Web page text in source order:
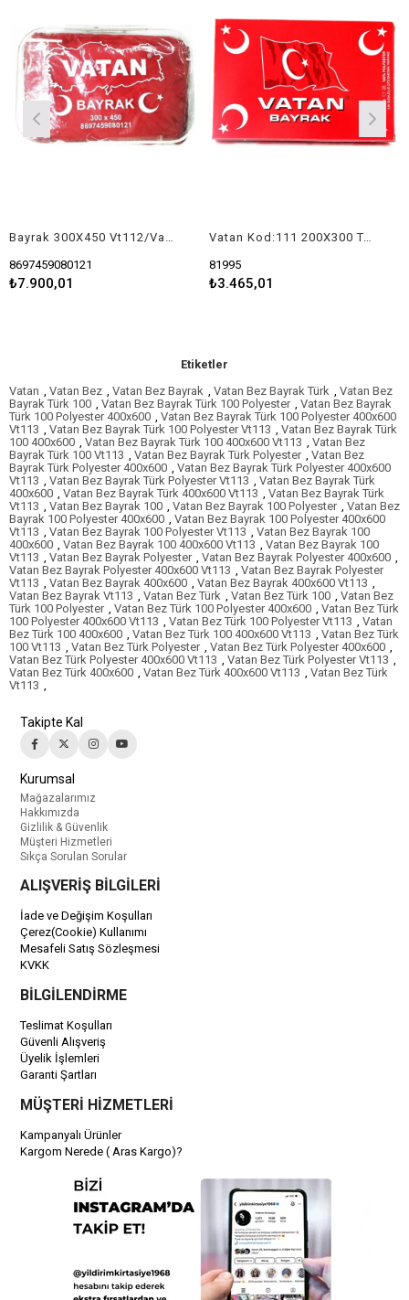
8697459080121
₺7.900,01
81995
₺3.465,01
Etiketler
Vatan
Vatan Bez Vatan Bez Bayrak Vatan Bez Bayrak Türk
Vatan Bez
Bayrak Türk 100
Vatan Bez Bayrak Türk 100 Polyester
Vatan Bez Bayrak
Türk 100 Polyester 400x600
Vatan Bez Bayrak Türk 100 Polyester 400x600
Vt113
Vatan Bez Bayrak Türk 100 Polyester Vt113
Vatan Bez Bayrak Türk
100 400x600
Vatan Bez Bayrak Türk 100 400x600 Vt113
Vatan Bez
Bayrak Türk 100 Vt113
Vatan Bez Bayrak Türk Polyester
Vatan Bez
Bayrak Türk Polyester 400x600
Vatan Bez Bayrak Türk Polyester 400x600
Vt113
Vatan Bez Bayrak Türk Polyester Vt113
Vatan Bez Bayrak Türk
400x600
Vatan Bez Bayrak Türk 400x600 Vt113
Vatan Bez Bayrak Türk
Vt113
Vatan Bez Bayrak 100 Vatan Bez Bayrak 100 Polyester
Vatan Bez
Bayrak 100 Polyester 400x600
Vatan Bez Bayrak 100 Polyester 400x600
Vt113
Vatan Bez Bayrak 100 Polyester Vt113
Vatan Bez Bayrak 100
400x600
Vatan Bez Bayrak 100 400x600 Vt113
Vatan Bez Bayrak 100
Vt113
Vatan Bez Bayrak Polyester Vatan Bez Bayrak Polyester 400x600
Vatan Bez Bayrak Polyester 400x600 Vt113
Vatan Bez Bayrak Polyester
Vt113
Vatan Bez Bayrak 400x600 Vatan Bez Bayrak 400x600 Vt113
Vatan Bez Bayrak Vt113
Vatan Bez Türk Vatan Bez Türk 100
Vatan Bez
Türk 100 Polyester
Vatan Bez Türk 100 Polyester 400x600
Vatan Bez Türk
100 Polyester 400x600 Vt113
Vatan Bez Türk 100 Polyester Vt113
Vatan
Bez Türk 100 400x600
Vatan Bez Türk 100 400x600 Vt113
Vatan Bez Türk
100 Vt113
Vatan Bez Türk Polyester Vatan Bez Türk Polyester 400x600
Vatan Bez Türk Polyester 400x600 Vt113
Vatan Bez Türk Polyester Vt113
Vatan Bez Türk 400x600
Vatan Bez Türk 400x600 Vt113
Vatan Bez Türk
Vt113
Takipte Kal
Kurumsal
Mağazalarımız
Hakkımızda
Gizlilik & Güvenlik
Müşteri Hizmetleri
Sıkça Sorulan Sorular
ALIŞVERİŞ BİLGİLERİ
İade ve Değişim Koşulları
Çerez(Cookie) Kullanımı
Mesafeli Satış Sözleşmesi
KVKK
BİLGİLENDİRME
Teslimat Koşulları
Güvenli Alışveriş
Üyelik İşlemleri
Garanti Şartları
MÜŞTERİ HİZMETLERİ
Kampanyalı Ürünler
Kargom Nerede ( Aras Kargo)?